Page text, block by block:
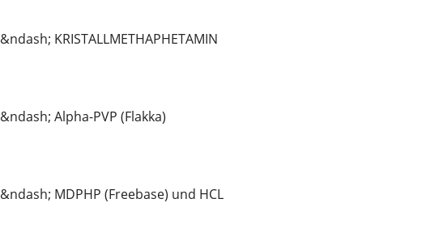
&ndash; KRISTALLMETHAPHETAMIN
&ndash; Alpha-PVP (Flakka)
&ndash; MDPHP (Freebase) und HCL